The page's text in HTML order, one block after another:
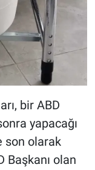
bir ABD
yapacağı
son olarak
Başkanı olan